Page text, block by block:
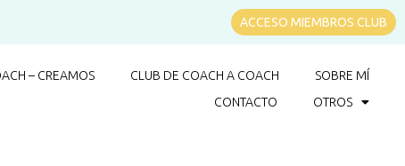
ACCESO MIEMBROS CLUB
– CREAMOS CLUB DE COACH A COACH
SOBRE MÍ
CONTACTO
OTROS